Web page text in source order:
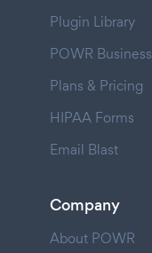
Plugin Library
POWR Business
Plans & Pricing
HIPAA Forms
Email Blast
Company
About POWR